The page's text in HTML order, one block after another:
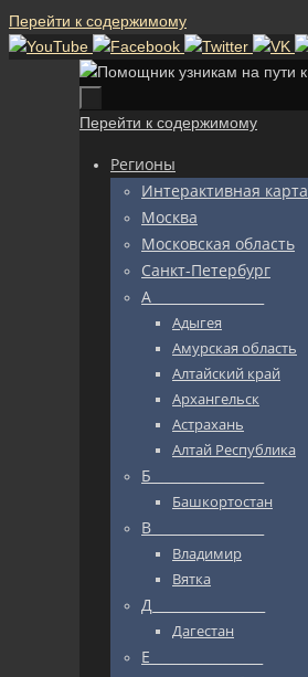
Перейти к содержимому
Перейти к содержимому
Регионы
Интерактивная карта
Москва
Московская область
Санкт-Петербург
А_________________
Адыгея
Амурская область
Алтайский край
Архангельск
Астрахань
Алтай Республика
Б_________________
Башкортостан
В_________________
Владимир
Вятка
Д_________________
Дагестан
Е_________________